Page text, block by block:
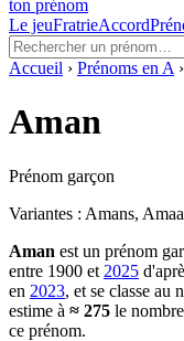
ton prénom
Le jeuFratrieAccord
Accueil › Prénoms en A ›
Aman
Prénom garçon
Variantes : Amans,
Aman est un prénom
entre 1900 et 2025
en 2023, et se classe au
estime à ≈ 275 le
ce prénom.